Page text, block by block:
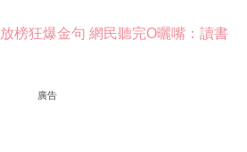
榜狂爆金句 網民聽完O曬嘴：讀書
廣告